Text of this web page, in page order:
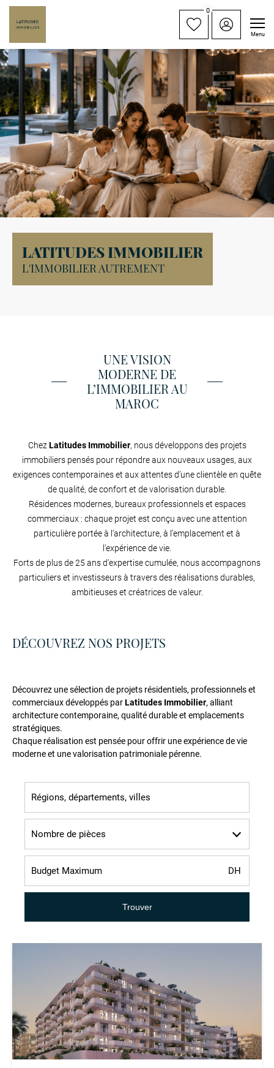
0
Menu
LATITUDES IMMOBILIER
L'IMMOBILIER AUTREMENT
UNE VISION
MODERNE DE
L’IMMOBILIER AU
MAROC
ChezLatitudes Immobilier, nous développons des projets
immobiliers pensés pour répondre aux nouveaux usages, aux
exigences contemporaines et aux attentes d’une clientèle en quête
de qualité, de confort et de valorisation durable.
Résidences modernes, bureaux professionnels et espaces
commerciaux : chaque projet est conçu avec une attention
particulière portée à l’architecture, à l’emplacement et à
l’expérience de vie.
Forts de plus de 25 ans d’expertise cumulée, nous accompagnons
particuliers et investisseurs à travers des réalisations durables,
ambitieuses et créatrices de valeur.
DÉCOUVREZ NOS PROJETS
Découvrez une sélection de projets résidentiels, professionnels et
commerciaux développés parLatitudes Immobilier, alliant
architecture contemporaine, qualité durable et emplacements
stratégiques.
Chaque réalisation est pensée pour offrir une expérience de vie
moderne et une valorisation patrimoniale pérenne.
Nombre de pièces
Trouver